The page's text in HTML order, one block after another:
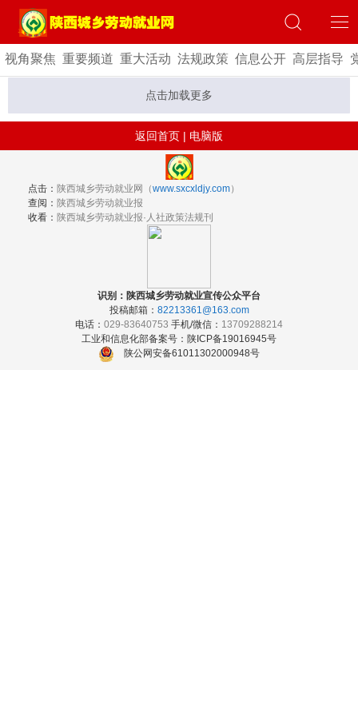
视角聚焦 重要频道 重大活动 法规政策 信息公开 高层指导
点击加载更多
返回首页 | 电脑版
点击： 陕西城乡劳动就业网（www.sxcxldjy.com）
查阅： 陕西城乡劳动就业报
收看： 陕西城乡劳动就业报·人社政策法规刊
识别：陕西城乡劳动就业宣传公众平台
投稿邮箱： 82213361@163.com
电话： 029-83640753 手机/微信： 13709288214
工业和信息化部备案号：陕ICP备19016945号
陕公网安备61011302000948号